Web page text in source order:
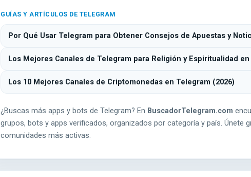
GUÍAS Y ARTÍCULOS DE TELEGRAM
Por Qué Usar Telegram para Obtener Consejos de Apuestas y
Los Mejores Canales de Telegram para Religión y Espiritualidad en
Los 10 Mejores Canales de Criptomonedas en Telegram (2026)
¿Buscas más apps y bots de Telegram? En BuscadorTelegram.com
grupos, bots y apps verificados, organizados por categoría y país. Únete
comunidades más activas.